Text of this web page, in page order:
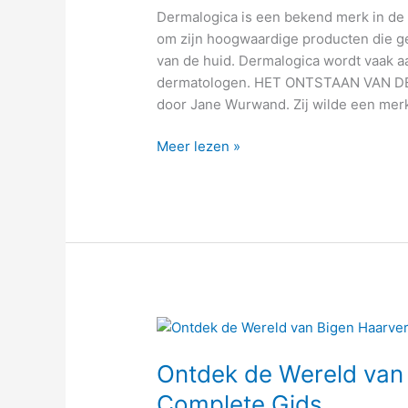
Dermalogica is een bekend merk in
om zijn hoogwaardige producten die
van de huid. Dermalogica wordt vaak
dermatologen. HET ONTSTAAN VAN
door Jane Wurwand. Zij wilde een
Meer lezen »
Ontdek de Wereld
Ontdek
Wereld
van